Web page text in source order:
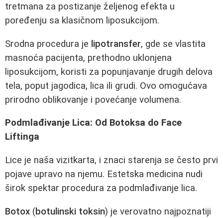
tretmana za postizanje željenog efekta u
poređenju sa klasičnom liposukcijom.
Srodna procedura je lipotransfer, gde se vlastita
masnoća pacijenta, prethodno uklonjena
liposukcijom, koristi za popunjavanje drugih delova
tela, poput jagodica, lica ili grudi. Ovo omogućava
prirodno oblikovanje i povećanje volumena.
Podmlađivanje Lica: Od Botoksa do Face
Liftinga
Lice je naša vizitkarta, i znaci starenja se često prvi
pojave upravo na njemu. Estetska medicina nudi
širok spektar procedura za podmlađivanje lica.
Botox (botulinski toksin) je verovatno najpoznatiji